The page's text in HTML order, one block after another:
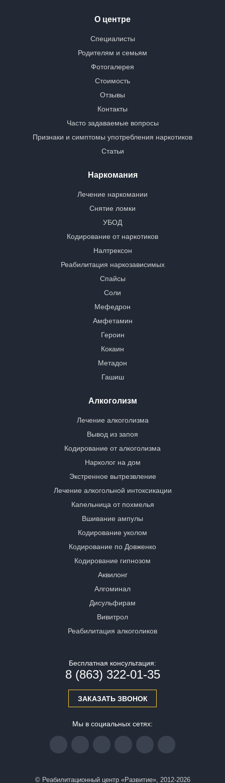
О центре
Специалисты
Родителям и семьям
Фотогалерея
Стоимость
Отзывы
Контакты
Часто задаваемые вопросы
Признаки и симптомы употребления наркотиков
Статьи
Наркомания
Лечение наркомании
Снятие ломки
УБОД
Кодирование от наркотиков
Налтрексон
Реабилитация наркозависимых
Спайсы
Соли
Мефедрон
Амфетамин
Героин
Кокаин
Метадон
Гашиш
Алкоголизм
Лечение алкоголизма
Вывод из запоя
Кодирование от алкоголизма
Нарколог на дом
Экстренное вытрезвление
Лечение алкогольной интоксикации
Капельница от похмелья
Вшивание ампулы
Кодирование уколом
Кодирование по Довженко
Кодирование гипнозом
Аквилонг
Алгоминал
Дисульфирам
Вивитрол
Реабилитация алкоголиков
Бесплатная консультация:
8 (863) 322-01-35
ЗАКАЗАТЬ ЗВОНОК
Мы в социальных сетях:
© Реабилитационный центр «Развитие», 2012-2026